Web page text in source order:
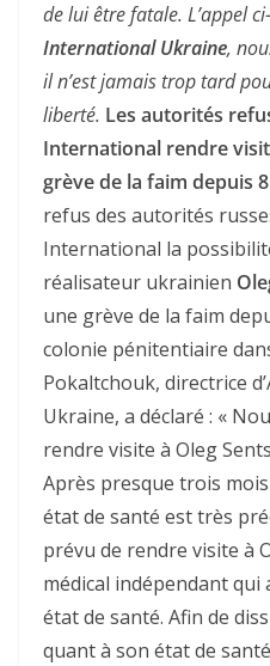
de lui être fatale. L’appel
International Ukraine,
il n’est jamais trop tard
liberté. Les autorités
International rendre
grève de la faim depuis
refus des autorités
International la
réalisateur ukrainien
une grève de la faim
colonie pénitentiaire
Pokaltchouk, directrice
Ukraine, a déclaré : «
rendre visite à Oleg
Après presque trois
état de santé est très
prévu de rendre visite à
médical indépendant
état de santé. Afin de
quant à son état de